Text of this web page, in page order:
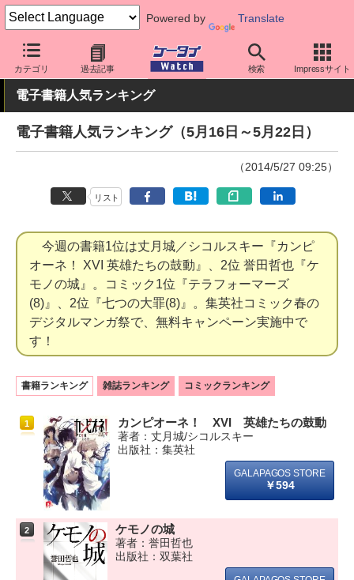
Powered by Translate
カテゴリ 過去記事 検索 Impressサイト
ケータイ Watch 業界動向 調査
電子書籍人気ランキング
電子書籍人気ランキング（5月16日～5月22日）
（2014/5/27 09:25）
リスト
今週の書籍1位は丈月城／シコルスキー『カンピ
オーネ！ XVI 英雄たちの鼓動』、2位 誉田哲也『ケ
モノの城』。コミック1位『テラフォーマーズ
(8)』、2位『七つの大罪(8)』。集英社コミック春の
デジタルマンガ祭で、無料キャンペーン実施中で
す！
書籍ランキング 雑誌ランキング コミックランキング
1 カンピオーネ！ XVI 英雄たちの鼓動
著者：丈月城/シコルスキー
出版社：集英社
￥594
2 ケモノの城
著者：誉田哲也
出版社：双葉社